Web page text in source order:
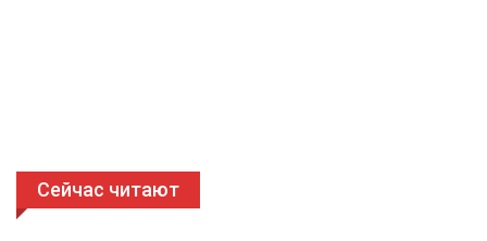
Сейчас читают